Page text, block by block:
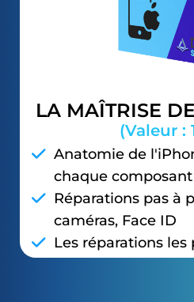
LA MAÎTRISE
(Valeur :
Anatomie de
chaque composant
Réparations pas à
caméras, Face ID
Les réparations